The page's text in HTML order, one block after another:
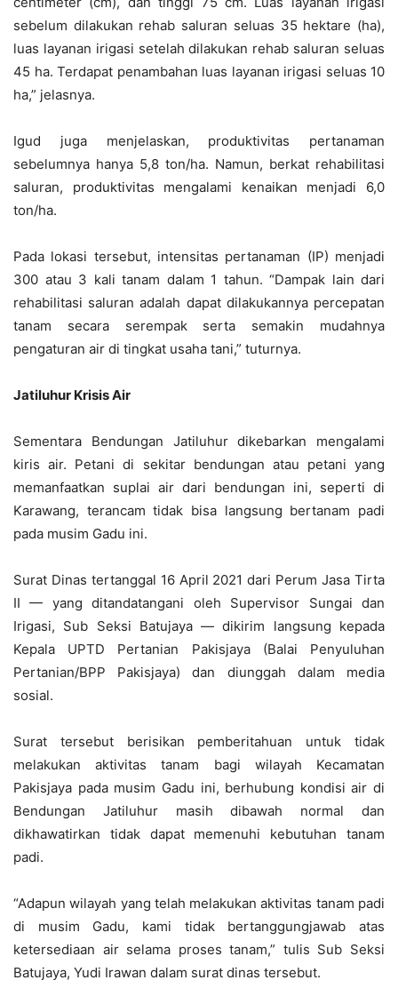
sebelum dilakukan rehab saluran seluas 35 hektare (ha),
luas layanan irigasi setelah dilakukan rehab saluran seluas
45 ha. Terdapat penambahan luas layanan irigasi seluas 10
ha,” jelasnya.
Igud juga menjelaskan, produktivitas pertanaman
sebelumnya hanya 5,8 ton/ha. Namun, berkat rehabilitasi
saluran, produktivitas mengalami kenaikan menjadi 6,0
ton/ha.
Pada lokasi tersebut, intensitas pertanaman (IP) menjadi
300 atau 3 kali tanam dalam 1 tahun. “Dampak lain dari
rehabilitasi saluran adalah dapat dilakukannya percepatan
tanam secara serempak serta semakin mudahnya
pengaturan air di tingkat usaha tani,” tuturnya.
Jatiluhur Krisis Air
Sementara Bendungan Jatiluhur dikebarkan mengalami
kiris air. Petani di sekitar bendungan atau petani yang
memanfaatkan suplai air dari bendungan ini, seperti di
Karawang, terancam tidak bisa langsung bertanam padi
pada musim Gadu ini.
Surat Dinas tertanggal 16 April 2021 dari Perum Jasa Tirta
II — yang ditandatangani oleh Supervisor Sungai dan
Irigasi, Sub Seksi Batujaya — dikirim langsung kepada
Kepala UPTD Pertanian Pakisjaya (Balai Penyuluhan
Pertanian/BPP Pakisjaya) dan diunggah dalam media
sosial.
Surat tersebut berisikan pemberitahuan untuk tidak
melakukan aktivitas tanam bagi wilayah Kecamatan
Pakisjaya pada musim Gadu ini, berhubung kondisi air di
Bendungan Jatiluhur masih dibawah normal dan
dikhawatirkan tidak dapat memenuhi kebutuhan tanam
padi.
“Adapun wilayah yang telah melakukan aktivitas tanam padi
di musim Gadu, kami tidak bertanggungjawab atas
ketersediaan air selama proses tanam,” tulis Sub Seksi
Batujaya, Yudi Irawan dalam surat dinas tersebut.